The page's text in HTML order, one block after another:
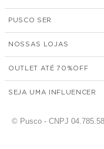
PUSCO SER
NOSSAS LOJAS
OUTLET ATÉ 70%
SEJA UMA INFLUENCER
© Pusco - CNPJ